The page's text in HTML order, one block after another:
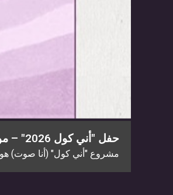
حفل "أني كول 2026" – موسيقى صوتية إسرائيلية جديدة
مشروع "أني كول" (أنا صوت) هو